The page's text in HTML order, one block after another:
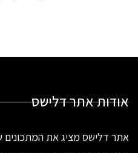
אודות אתר דלישס
אתר דלישס מציג את המתכונים